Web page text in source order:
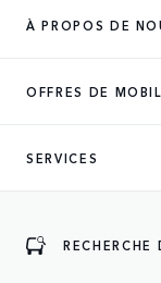
À PROPOS DE
OFFRES DE
SERVICES
RECHERCHE
véhicules